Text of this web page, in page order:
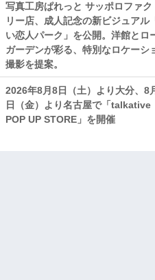
写真工房ぱれっと サッポロファク
リー店、成人記念の新ビジュアル
い恋人パーク」を公開。洋館とロ
ガーデンが彩る、特別なロケーシ
撮影を提案。
2026年8月8日（土）より大分、8
日（金）より名古屋で「talkative
POP UP STORE」を開催